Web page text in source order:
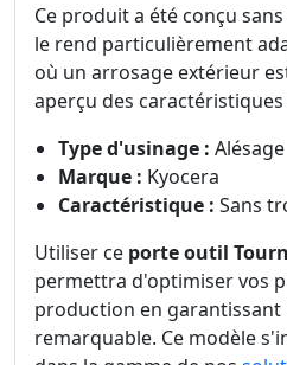
Ce produit a été conçu
le rend particulièrement
où un arrosage extérieur
aperçu des caractéristiques
Type d'usinage : Alésage
Marque : Kyocera
Caractéristique : Sans
Utiliser ce porte outil
permettra d'optimiser vos
production en
remarquable. Ce modèle